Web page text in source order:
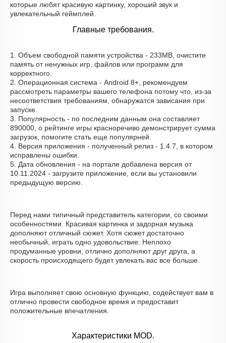
которые любят красивую картинку, хороший звук и
увлекательный геймплей.
Главные требования.
1. Объем свободной памяти устройства - 233MB, очистите
память от ненужных игр, файлов или программ для
корректного.
2. Операционная система - Android 8+, рекомендуем
рассмотреть параметры вашего телефона потому что, из-за
несоответствия требованиям, обнаружатся зависания при
запуске.
3. Популярность - по последним данным она составляет
890000, о рейтинге игры красноречиво демонстрирует сумма
загрузок, помогите стать еще популярней.
4. Версия приложения - полученный релиз - 1.4.7, в котором
исправлены ошибки.
5. Дата обновления - на портале добавлена версия от
10.11.2024 - загрузите приложение, если вы установили
предыдущую версию.
Перед нами типичный представитель категории, со своими
особенностями. Красивая картинка и задорная музыка
дополняют отличный сюжет. Хотя сюжет достаточно
необычный, играть одно удовольствие. Неплохо
продуманные уровни, отлично дополняют друг друга, а
скорость происходящего будет увлекать вас все больше.
Игра выполняет свою основную функцию, содействует вам в
отлично провести свободное время и предоставит
положительные впечатления.
Характеристики MOD.